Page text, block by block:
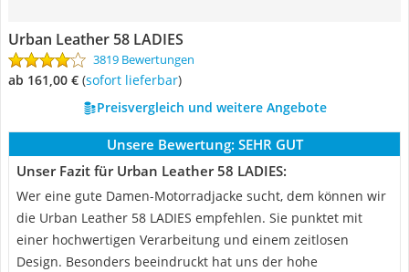
Urban Leather 58 LADIES
3819 Bewertungen
ab 161,00 € ( Sofort lieferbar)
Preisvergleich und weitere Angebote
Unsere Bewertung: SEHR GUT
Unser Fazit für Urban Leather 58 LADIES:
Wer eine gute Damen-Motorradjacke sucht, dem können wir
die Urban Leather 58 LADIES empfehlen. Sie punktet mit
einer hochwertigen Verarbeitung und einem zeitlosen
Design. Besonders beeindruckt hat uns der hohe